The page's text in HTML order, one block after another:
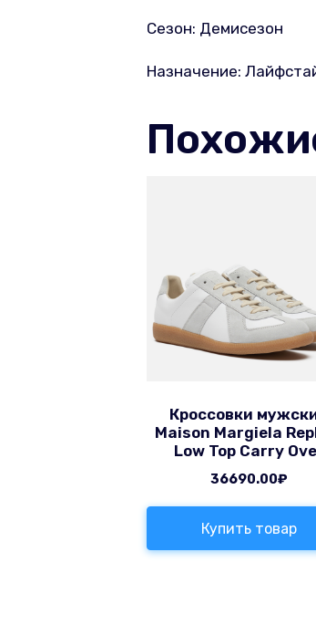
Сезон: Демисезон
Назначение:
Кроссовки
Maison Margiela
Low Top Carry
36690.00₽
Купить товар